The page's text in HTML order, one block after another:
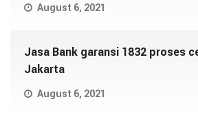
August 6, 2021
Jasa Bank garansi 1832 proses
Jakarta
August 6, 2021